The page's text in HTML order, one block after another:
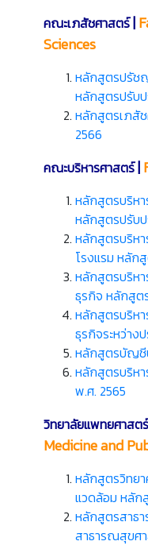
คณะเภสัชศาสตร์|
Sciences
หลักสูตรปรัช
หลักสูตรปรับ
หลักสูตรเภสั
2566
คณะบริหารศาสตร์|
หลักสูตรบริห
หลักสูตรปรับ
หลักสูตรบริห
โรงแรม หลัก
หลักสูตรบริห
ธุรกิจ หลักสูต
หลักสูตรบริห
ธุรกิจระหว่าง
หลักสูตรบัญชี
หลักสูตรบริห
พ.ศ. 2565
วิทยาลัยแพทยศาสต
Medicine and
หลักสูตรวิทย
แวดล้อม หลัก
หลักสูตรสาธ
สาธารณสุขศ